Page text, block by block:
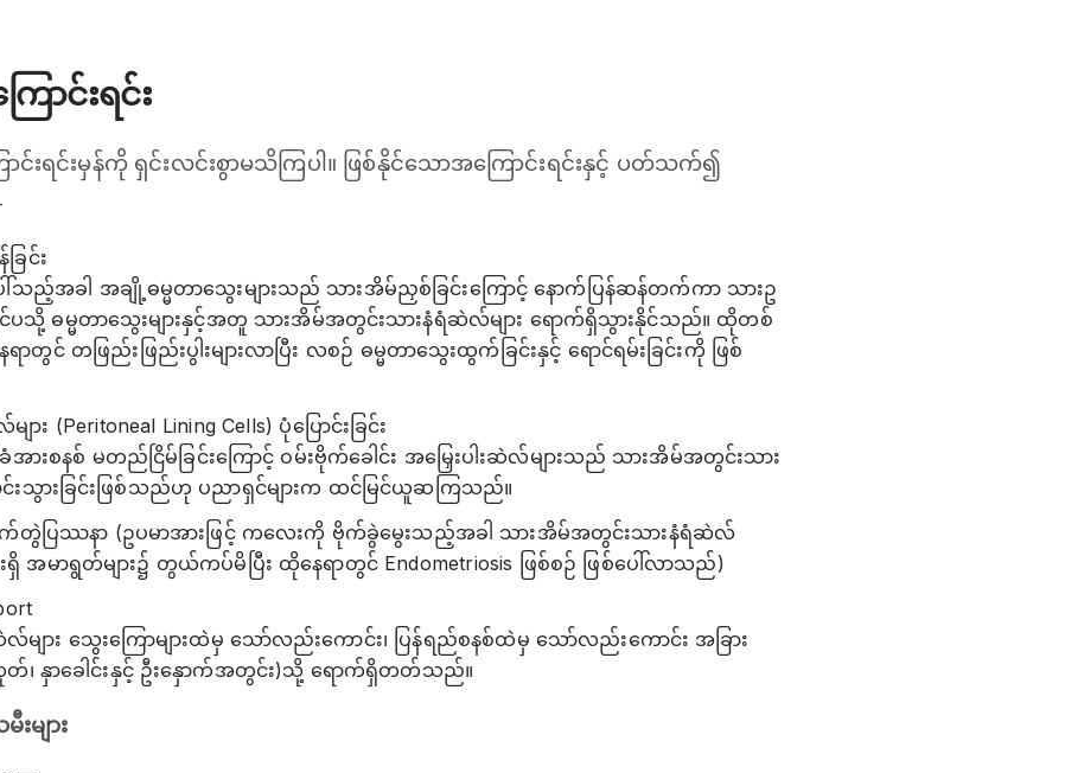
ောင်းရင်း
ာင်းရင်းမှန်ကို ရှင်းလင်းစွာမသိကြပါ။ ဖြစ်နိုင်သောအကြောင်းရင်းနှင့် ပတ်သက်၍
ြင်း
ါ်သည့်အခါ အချို့ဓမ္မတာသွေးများသည် သားအိမ်ညှစ်ခြင်းကြောင့် နောက်ပြန်ဆန်တက်ကာ သားဥ
ပသို့ ဓမ္မတာသွေးများနှင့်အတူ သားအိမ်အတွင်းသားနံရံဆဲလ်များ ရောက်ရှိသွားနိုင်သည်။ ထိုတစ်
ာတွင် တဖြည်းဖြည်းပွါးများလာပြီး လစဉ် ဓမ္မတာသွေးထွက်ခြင်းနှင့် ရောင်ရမ်းခြင်းကို ဖြစ်
ျား (Peritoneal Lining Cells) ပုံပြောင်းခြင်း
စနစ် မတည်ငြိမ်ခြင်းကြောင့် ဝမ်းဗိုက်ခေါင်း အမြှေးပါးဆဲလ်များသည် သားအိမ်အတွင်းသား
င်းသွားခြင်းဖြစ်သည်ဟု ပညာရှင်များက ထင်မြင်ယူဆကြသည်။
ပြဿနာ (ဥပမာအားဖြင့် ကလေးကို ဗိုက်ခွဲမွေးသည့်အခါ သားအိမ်အတွင်းသားနံရံဆဲလ်
ားရှိ အမာရွတ်များ၌ တွယ်ကပ်မိပြီး ထိုနေရာတွင် Endometriosis ဖြစ်စဉ် ဖြစ်ပေါ်လာသည်)
ျား သွေးကြောများထဲမှ​ သော်လည်းကောင်း၊ ပြန်ရည်စနစ်ထဲမှ သော်လည်းကောင်း အခြား
တ်၊ နှာခေါင်းနှင့် ဦးနှောက်အတွင်း)သို့ ရောက်ရှိတတ်သည်။
းများ